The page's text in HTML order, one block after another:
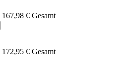
167,98 € Gesamt
172,95 € Gesamt